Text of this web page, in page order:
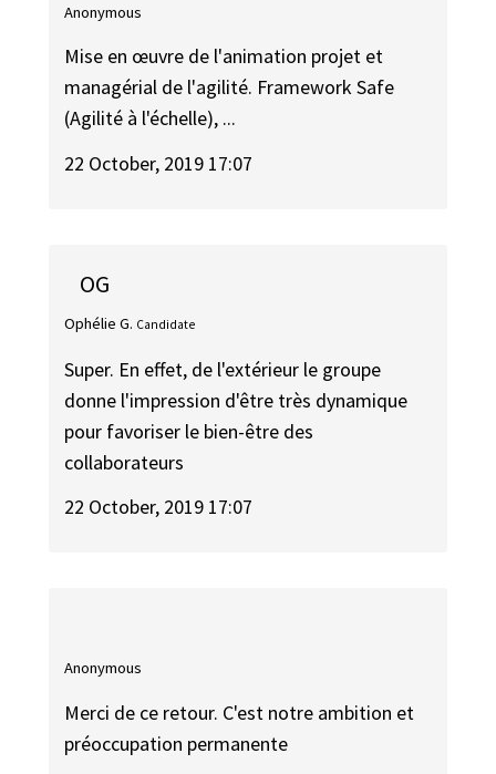
Anonymous
Mise en œuvre de l'animation projet et
managérial de l'agilité. Framework Safe
(Agilité à l'échelle), ...
22 October, 2019 17:07
OG
Ophélie G. Candidate
Super. En effet, de l'extérieur le groupe
donne l'impression d'être très dynamique
pour favoriser le bien-être des
collaborateurs
22 October, 2019 17:07
Anonymous
Merci de ce retour. C'est notre ambition et
préoccupation permanente